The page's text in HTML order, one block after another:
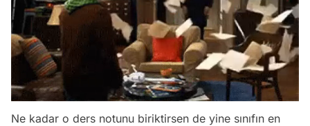
Ne kadar o ders notunu biriktirsen de yine sınıfın en